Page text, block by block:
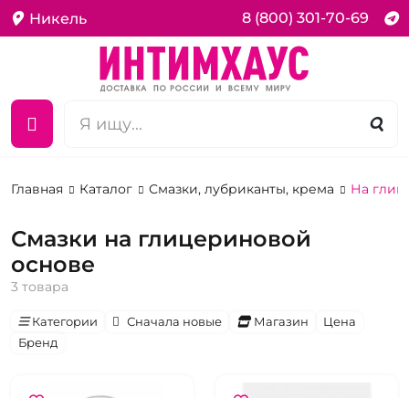
Никель 8 (800) 301-70-69
Главная Каталог Смазки, лубриканты, крема На
Смазки на глицериновой
основе
3 товара
Категории Сначала новые Магазин
Цена
Бренд